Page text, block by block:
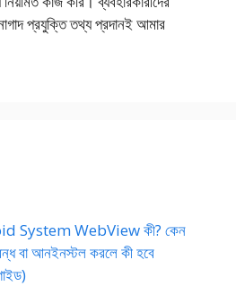
প্রযুক্তি তথ্য প্রদানই আমার
System WebView কী? কেন
বা আনইনস্টল করলে কী হবে